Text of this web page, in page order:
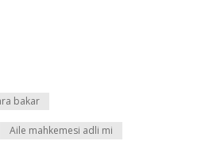
bakar
Aile mahkemesi adli mi